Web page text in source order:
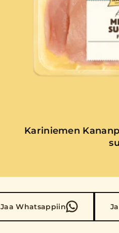
Kariniemen
Jaa Whatsappiin